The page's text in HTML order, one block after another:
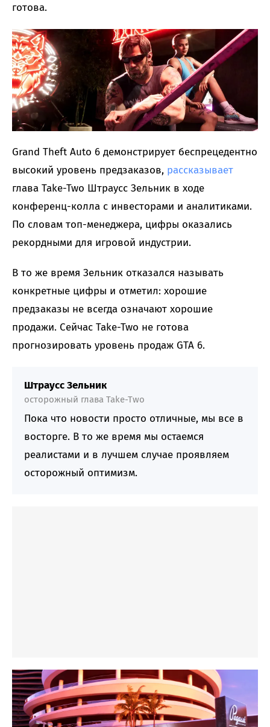
готова.
Grand Theft Auto 6 демонстрирует беспрецедентно
высокий уровень предзаказов, рассказывает
глава Take-Two Штраусс Зельник в ходе
конференц-колла с инвесторами и аналитиками.
По словам топ-менеджера, цифры оказались
рекордными для игровой индустрии.
В то же время Зельник отказался называть
конкретные цифры и отметил: хорошие
предзаказы не всегда означают хорошие
продажи. Сейчас Take-Two не готова
прогнозировать уровень продаж GTA 6.
Штраусс Зельник
осторожный глава Take-Two
Пока что новости просто отличные, мы все в
восторге. В то же время мы остаемся
реалистами и в лучшем случае проявляем
осторожный оптимизм.